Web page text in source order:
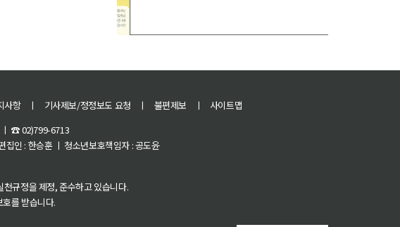
사항 ㅣ 기사제보/정정보도 요청 ㅣ 불편제보 ㅣ
사이트맵
ㅣ ☎ 02)799-6713
집인 : 한승훈 ㅣ 청소년보호책임자 : 공도윤
천규정을 제정, 준수하고 있습니다.
를 받습니다.